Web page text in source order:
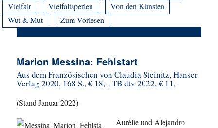
Vielfalt
Vielfaltsperlen
Von den Künsten
Wut & Mut
Zum Vorlesen
Marion Messina: Fehlstart
Aus dem Französischen von Claudia Steinitz, Hanser
Verlag 2020, 168 S., € 18,-, TB dtv 2022, € 11,-
(Stand Januar 2022)
Aurélie und Alejandro